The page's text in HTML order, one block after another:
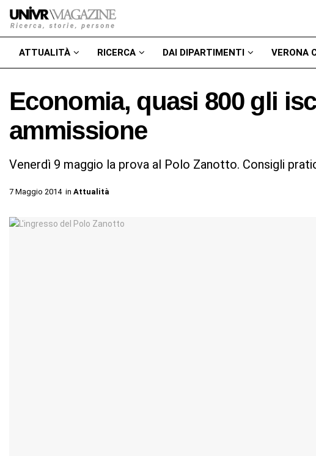
ATTUALITÀ RICERCA DAI DIPARTIMENTI VERONA
Economia, quasi 800 gli
ammissione
Venerdì 9 maggio la prova al Polo Zanotto. Consigli
7 Maggio 2014 in Attualità